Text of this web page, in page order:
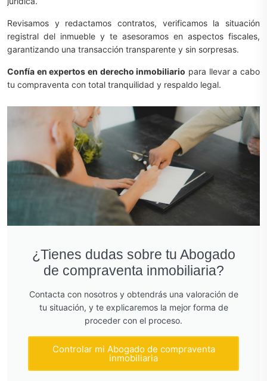
Revisamos y redactamos contratos, verificamos la situación
registral del inmueble y te asesoramos en aspectos fiscales,
garantizando una transacción transparente y sin sorpresas.
Confía en expertos en derecho inmobiliario para llevar a cabo
tu compraventa con total tranquilidad y respaldo legal.
¿Tienes dudas sobre tu Abogado
de compraventa inmobiliaria?
Contacta con nosotros y obtendrás una valoración de
tu situación, y te explicaremos la mejor forma de
proceder con el proceso.
Controlar mi Abogado de compraventa
inmobiliaria